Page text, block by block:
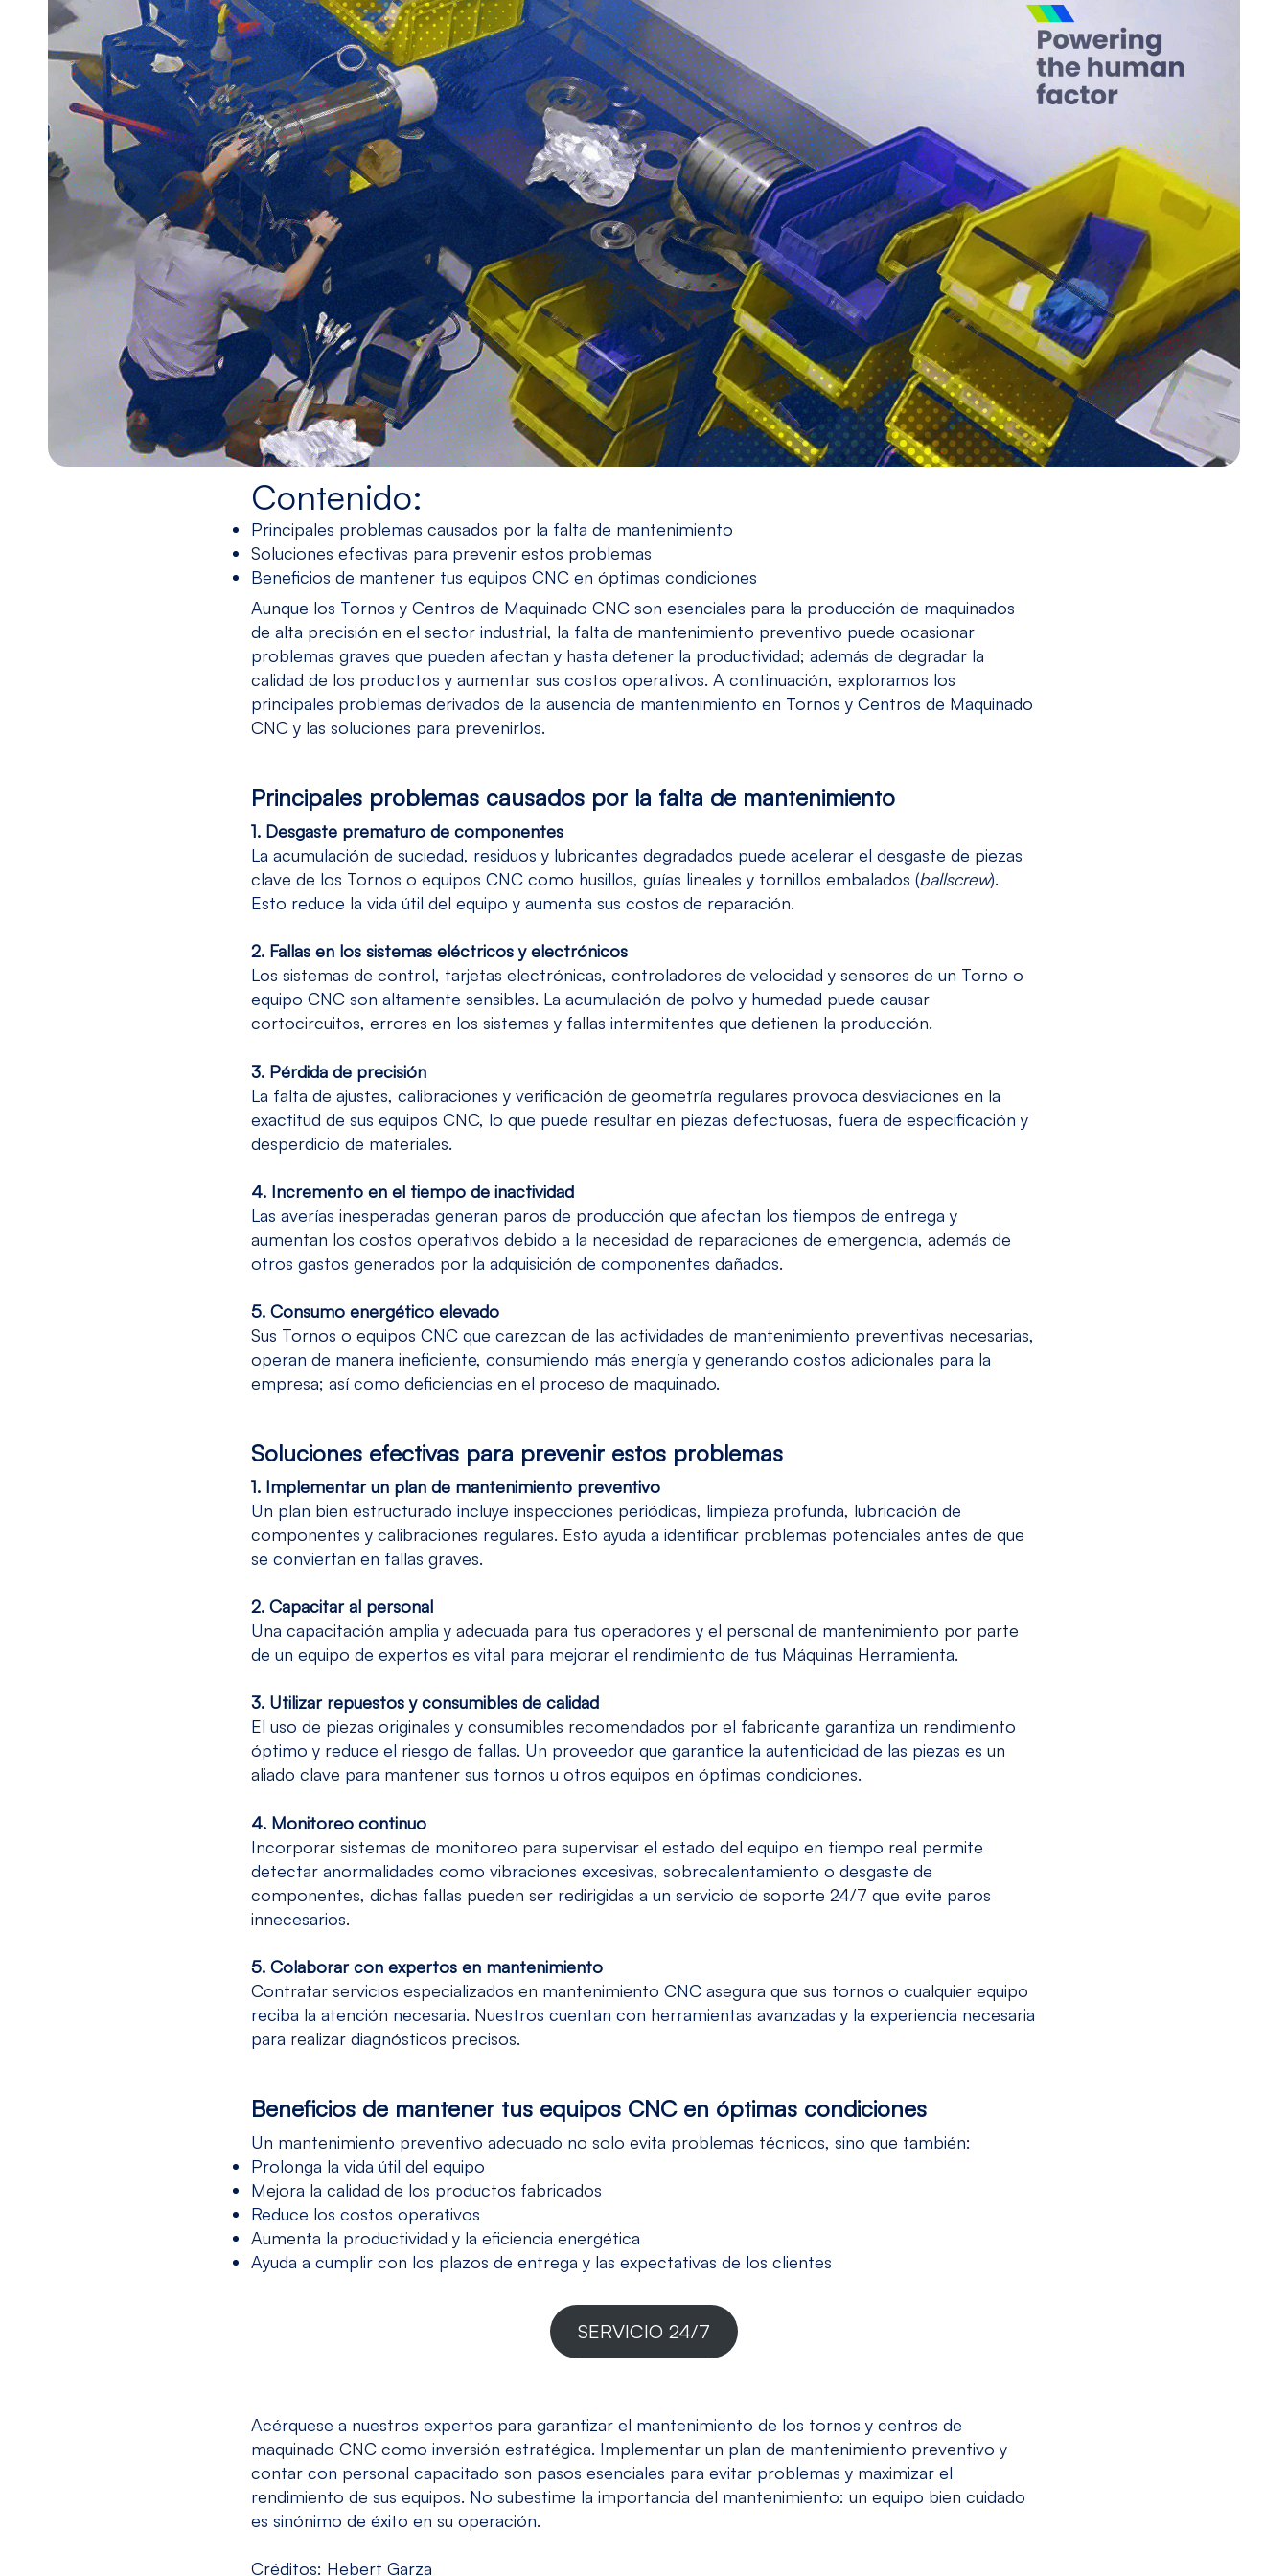
de Gráfito
Ver modelos
Machueleado
Ver modelos
(bedless)
Ver modelos Ver modelos
Modelos
Contenido:
Principales problemas causados por la falta de mantenimiento
Soluciones efectivas para prevenir estos problemas
Beneficios de mantener tus equipos CNC en óptimas condiciones
Aunque los Tornos y Centros de Maquinado CNC son esenciales para la producción de maquinados
de alta precisión en el sector industrial, la falta de mantenimiento preventivo puede ocasionar
problemas graves que pueden afectan y hasta detener la productividad; además de degradar la
calidad de los productos y aumentar sus costos operativos. A continuación, exploramos los
principales problemas derivados de la ausencia de mantenimiento en Tornos y Centros de Maquinado
CNC y las soluciones para prevenirlos.
Principales problemas causados por la falta de mantenimiento
1. Desgaste prematuro de componentes
La acumulación de suciedad, residuos y lubricantes degradados puede acelerar el desgaste de piezas
clave de los Tornos oequipos CNC como husillos, guías lineales y tornillos embalados (ballscrew).
Esto reduce la vida útil del equipo y aumenta sus costos de reparación.
2. Fallas en los sistemas eléctricos y electrónicos
Los sistemas de control, tarjetas electrónicas, controladores de velocidad y sensores de un Torno o
equipo CNC son altamente sensibles. La acumulación de polvo y humedad puede causar
cortocircuitos, errores en los sistemas y fallas intermitentes que detienen la producción.
3. Pérdida de precisión
La falta de ajustes, calibraciones y verificación de geometría regulares provoca desviaciones en la
exactitud de sus equipos CNC, lo que puede resultar en piezas defectuosas, fuera de especificación y
desperdicio de materiales.
4. Incremento en el tiempo de inactividad
Las averías inesperadas generan paros de producción que afectan los tiempos de entrega y
aumentan los costos operativos debido a la necesidad de reparaciones de emergencia, además de
otros gastos generados por la adquisición de componentes dañados.
5. Consumo energético elevado
Sus Tornos o equipos CNC que carezcan de las actividades de mantenimiento preventivas necesarias,
operan de manera ineficiente, consumiendo más energía y generando costos adicionales para la
empresa; así como deficiencias en el proceso de maquinado.
Soluciones efectivas para prevenir estos problemas
1. Implementar un plan de mantenimiento preventivo
Un plan bien estructurado incluye inspecciones periódicas, limpieza profunda, lubricación de
componentes y calibraciones regulares. Esto ayuda a identificar problemas potenciales antes de que
se conviertan en fallas graves.
2. Capacitar al personal
Una capacitación amplia y adecuada para tus operadores y el personal de mantenimiento por parte
de un equipo de expertos es vital para mejorar el rendimiento de tus Máquinas Herramienta.
3. Utilizar repuestos y consumibles de calidad
El uso de piezas originales y consumibles recomendados por el fabricante garantiza un rendimiento
óptimo y reduce el riesgo de fallas. Un proveedor que garantice la autenticidad de las piezas es un
aliado clave para mantener sus tornos u otros equipos en óptimas condiciones.
4. Monitoreo continuo
Incorporar sistemas de monitoreo para supervisar el estado del equipo en tiempo real permite
detectar anormalidades como vibraciones excesivas, sobrecalentamiento o desgaste de
componentes, dichas fallas pueden ser redirigidas a un servicio de soporte 24/7 que evite paros
innecesarios.
5. Colaborar con expertos en mantenimiento
Contratar servicios especializados en mantenimiento CNC asegura que sus tornos o cualquier equipo
reciba la atención necesaria. Nuestros cuentan con herramientas avanzadas y la experiencia necesaria
para realizar diagnósticos precisos.
Beneficios de mantener tus equipos CNC en óptimas condiciones
Un mantenimiento preventivo adecuado no solo evita problemas técnicos, sino que también:
Prolonga la vida útil del equipo
Mejora la calidad de los productos fabricados
Reduce los costos operativos
Aumenta la productividad y la eficiencia energética
Ayuda a cumplir con los plazos de entrega y las expectativas de los clientes
SERVICIO 24/7
Acérquese a nuestros expertos para garantizar el mantenimiento de los tornos y centros de
maquinado CNC como inversión estratégica. Implementar un plan de mantenimiento preventivo y
contar con personal capacitado son pasos esenciales para evitar problemas y maximizar el
rendimiento de sus equipos. No subestime la importancia del mantenimiento: un equipo bien cuidado
es sinónimo de éxito en su operación.
Créditos: Hebert Garza